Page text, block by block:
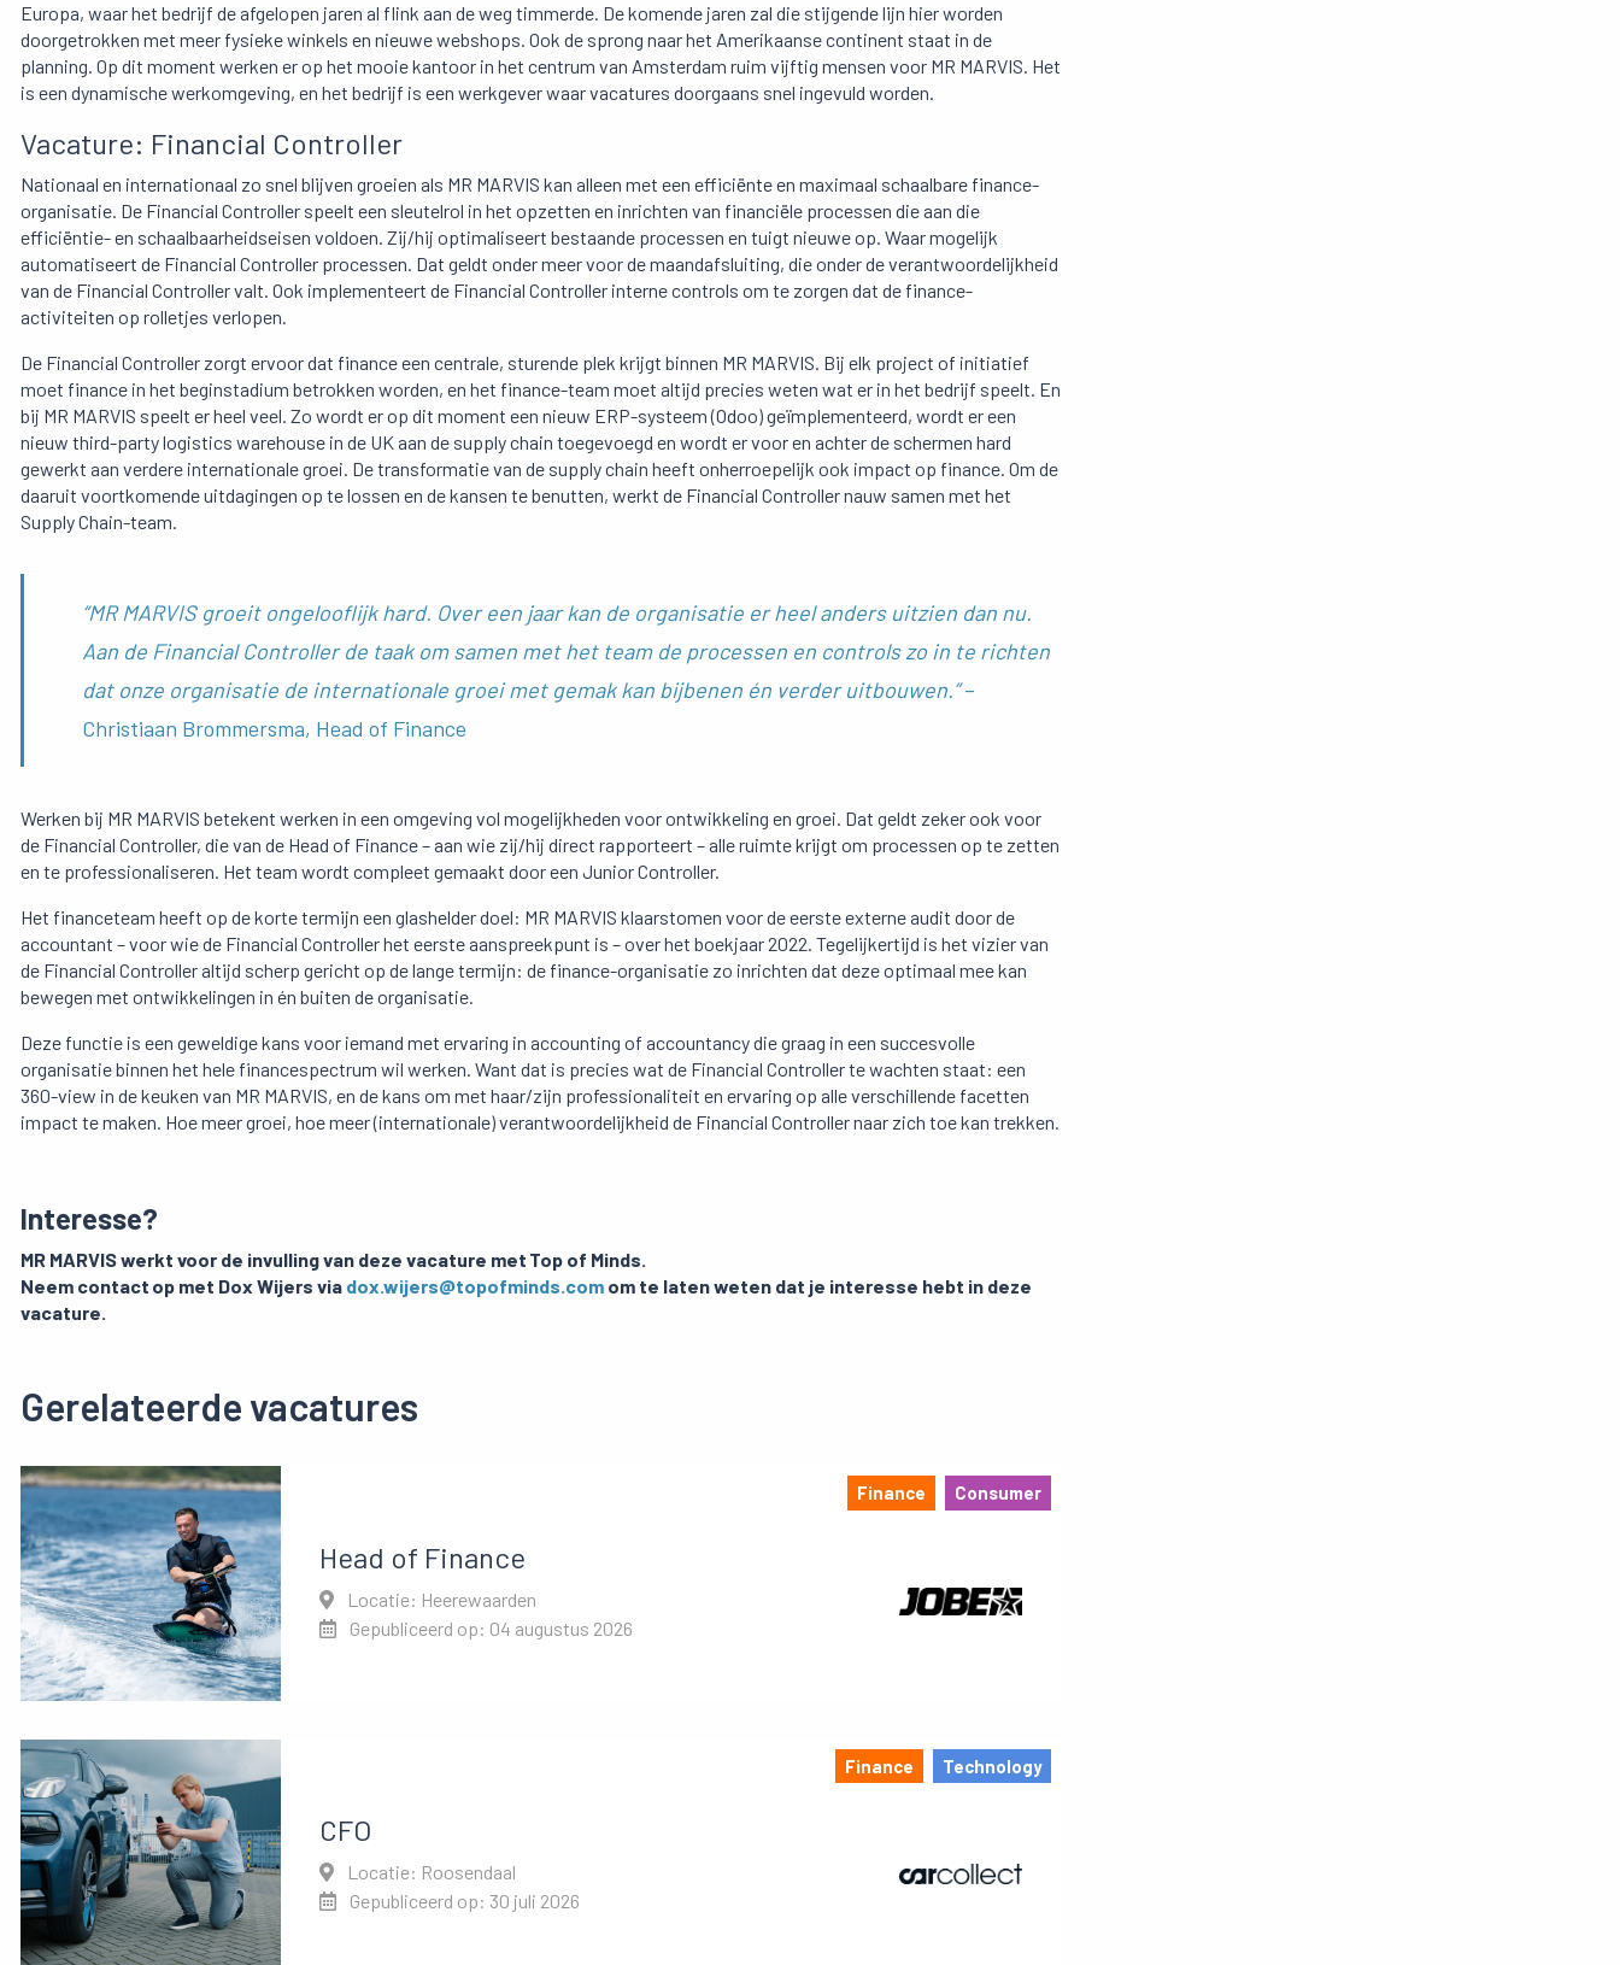
Europa, waar het bedrijf de afgelopen jaren al flink aan de weg timmerde. De komende jaren zal die stijgende lijn hier worden
doorgetrokken met meer fysieke winkels en nieuwe webshops. Ook de sprong naar het Amerikaanse continent staat in de
planning. Op dit moment werken er op het mooie kantoor in het centrum van Amsterdam ruim vijftig mensen voor MR MARVIS. Het
is een dynamische werkomgeving, en het bedrijf is een werkgever waar vacatures doorgaans snel ingevuld worden.
Vacature: Financial Controller
Nationaal en internationaal zo snel blijven groeien als MR MARVIS kan alleen met een efficiënte en maximaal schaalbare finance-
organisatie. De Financial Controller speelt een sleutelrol in het opzetten en inrichten van financiële processen die aan die
efficiëntie- en schaalbaarheidseisen voldoen. Zij/hij optimaliseert bestaande processen en tuigt nieuwe op. Waar mogelijk
automatiseert de Financial Controller processen. Dat geldt onder meer voor de maandafsluiting, die onder de verantwoordelijkheid
van de Financial Controller valt. Ook implementeert de Financial Controller interne controls om te zorgen dat de finance-
activiteiten op rolletjes verlopen.
De Financial Controller zorgt ervoor dat finance een centrale, sturende plek krijgt binnen MR MARVIS. Bij elk project of initiatief
moet finance in het beginstadium betrokken worden, en het finance-team moet altijd precies weten wat er in het bedrijf speelt. En
bij MR MARVIS speelt er heel veel. Zo wordt er op dit moment een nieuw ERP-systeem (Odoo) geïmplementeerd, wordt er een
nieuw third-party logistics warehouse in de UK aan de supply chain toegevoegd en wordt er voor en achter de schermen hard
gewerkt aan verdere internationale groei. De transformatie van de supply chain heeft onherroepelijk ook impact op finance. Om de
daaruit voortkomende uitdagingen op te lossen en de kansen te benutten, werkt de Financial Controller nauw samen met het
Supply Chain-team.
“MR MARVIS groeit ongelooflijk hard. Over een jaar kan de organisatie er heel anders uitzien dan nu.
Aan de Financial Controller de taak om samen met het team de processen en controls zo in te richten
dat onze organisatie de internationale groei met gemak kan bijbenen én verder uitbouwen.”–
Christiaan Brommersma, Head of Finance
Werken bij MR MARVIS betekent werken in een omgeving vol mogelijkheden voor ontwikkeling en groei. Dat geldt zeker ook voor
de Financial Controller, die van de Head of Finance – aan wie zij/hij direct rapporteert – alle ruimte krijgt om processen op te zetten
en te professionaliseren. Het team wordt compleet gemaakt door een Junior Controller.
Het financeteam heeft op de korte termijn een glashelder doel: MR MARVIS klaarstomen voor de eerste externe audit door de
accountant – voor wie de Financial Controller het eerste aanspreekpunt is – over het boekjaar 2022. Tegelijkertijd is het vizier van
de Financial Controller altijd scherp gericht op de lange termijn: de finance-organisatie zo inrichten dat deze optimaal mee kan
bewegen met ontwikkelingen in én buiten de organisatie.
Deze functie is een geweldige kans voor iemand met ervaring in accounting of accountancy die graag in een succesvolle
organisatie binnen het hele financespectrum wil werken. Want dat is precies wat de Financial Controller te wachten staat: een
360-view in de keuken van MR MARVIS, en de kans om met haar/zijn professionaliteit en ervaring op alle verschillende facetten
impact te maken. Hoe meer groei, hoe meer (internationale) verantwoordelijkheid de Financial Controller naar zich toe kan trekken.
Interesse?
MR MARVIS werkt voor de invulling van deze vacature met Top of Minds.
Neem contact op met Dox Wijers via dox.wijers@topofminds.com om te laten weten dat je interesse hebt in deze
vacature.
Gerelateerde vacatures
Finance Consumer
Head of Finance
Locatie: Heerewaarden
Gepubliceerd op: 04 augustus 2026
Finance Technology
CFO
Locatie: Roosendaal
Gepubliceerd op: 30 juli 2026